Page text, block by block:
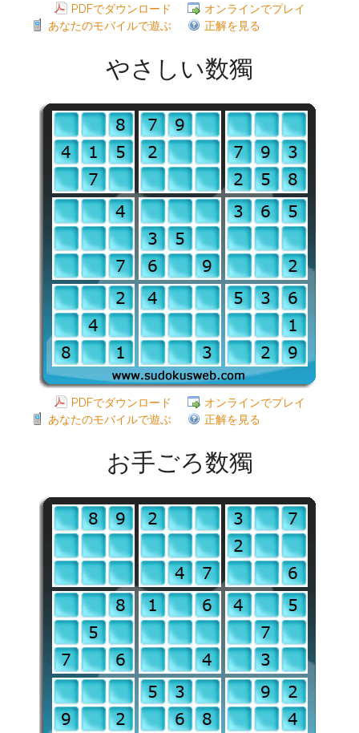
PDFでダウンロード
オンラインでプレイ
あなたのモバイルで遊ぶ
正解を見る
やさしい数獨
PDFでダウンロード
オンラインでプレイ
あなたのモバイルで遊ぶ
正解を見る
お手ごろ数獨